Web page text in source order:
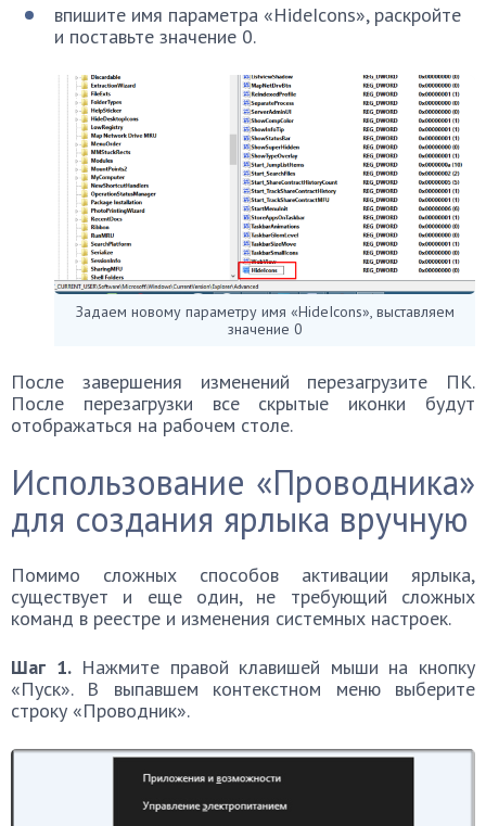
впишите имя параметра «HideIcons», раскройте
и поставьте значение 0.
Задаем новому параметру имя «HideIcons», выставляем
значение 0
После завершения изменений перезагрузите ПК.
После перезагрузки все скрытые иконки будут
отображаться на рабочем столе.
Использование «Проводника»
для создания ярлыка вручную
Помимо сложных способов активации ярлыка,
существует и еще один, не требующий сложных
команд в реестре и изменения системных настроек.
Шаг 1.Нажмите правой клавишей мыши на кнопку
«Пуск». В выпавшем контекстном меню выберите
строку «Проводник».